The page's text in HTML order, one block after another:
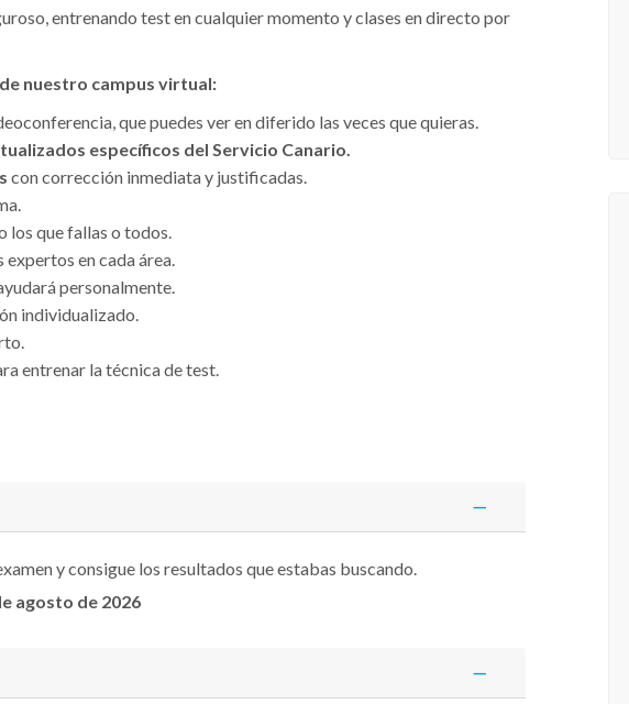
entrenando test en cualquier momento y clases en directo por
nuestro campus virtual:
que puedes ver en diferido las veces que quieras.
específicos del Servicio Canario.
con corrección inmediata y justificadas.
los que fallas o todos.
en cada área.
personalmente.
individualizado.
entrenar la técnica de test.
y consigue los resultados que estabas buscando.
agosto de 2026